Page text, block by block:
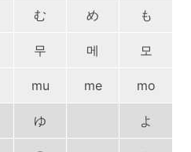
む め も
무 메 모
mu me mo
ゆ よ